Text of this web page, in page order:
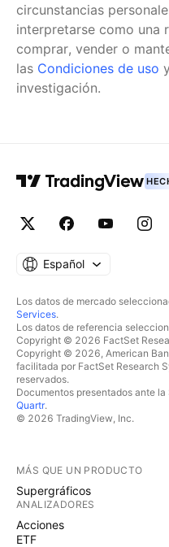
circunstancias
interpretarse como una
comprar, vender o
las Condiciones de uso
investigación.
Español
Los datos de mercado
Services.
Los datos de referencia
Copyright © 2026 FactSet
Copyright © 2026, American
facilitada por FactSet Research
reservados.
Documentos presentados ante
Quartr.
© 2026 TradingView, Inc.
MÁS QUE UN PRODUCTO
Supergráficos
ANALIZADORES
Acciones
ETF